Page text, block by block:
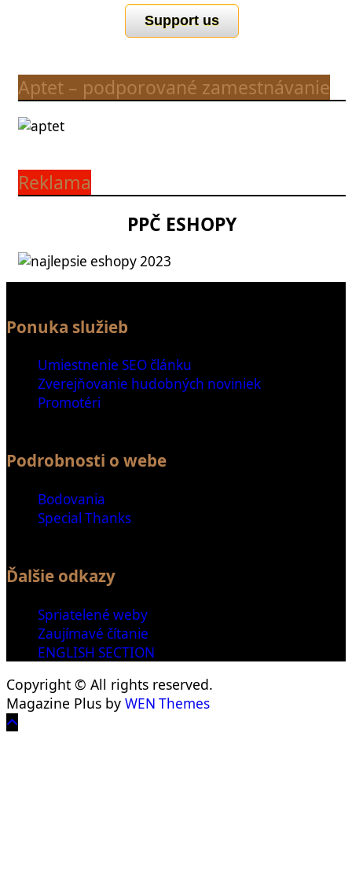
Support us
Aptet – podporované zamestnávanie
Reklama
PPČ ESHOPY
Ponuka služieb
Umiestnenie SEO článku
Zverejňovanie hudobných noviniek
Promotéri
Podrobnosti o webe
Bodovania
Special Thanks
Ďalšie odkazy
Spriatelené weby
Zaujímavé čítanie
ENGLISH SECTION
Copyright © All rights reserved.
Magazine Plus by WEN Themes